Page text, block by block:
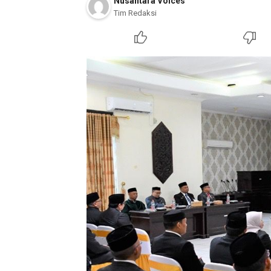
Tim Redaksi